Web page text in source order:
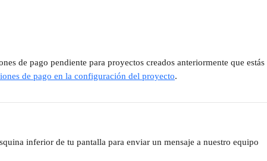
de pago pendiente para proyectos creados anteriormente que estás
de pago en la configuración del proyecto.
inferior de tu pantalla para enviar un mensaje a nuestro equipo